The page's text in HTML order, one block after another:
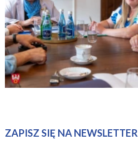
ZAPISZ SIĘ NA NEWSLETTER